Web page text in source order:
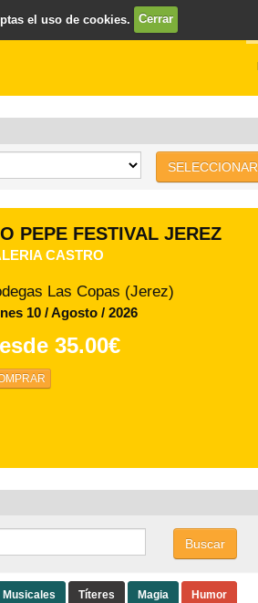
SELECCIONAR
PEPE FESTIVAL JEREZ
NARANJO
Las Copas (Jerez)
08 / Agosto / 2026
64.00€
Buscar
Musicales Títeres Magia Humor
el uso de cookies. Cerrar